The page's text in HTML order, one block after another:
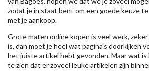
zodat je in staat bent om een goede keuze
met je aankoop.
Grote maten online kopen is veel werk,
is, dan moet je heel wat pagina's doorkijken
het juiste artikel hebt gevonden. Maar wat
te zien dat er zoveel leuke artikelen zijn